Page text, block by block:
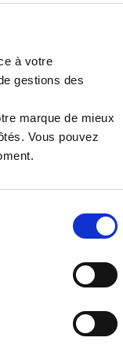
à votre
gestions des
marque de mieux
Vous pouvez
vous